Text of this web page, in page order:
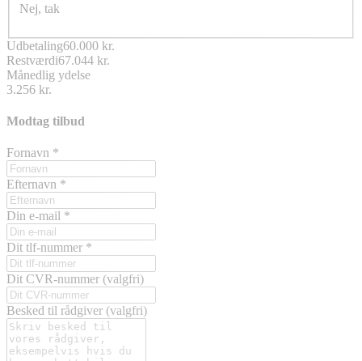
Nej, tak
Udbetaling60.000 kr.
Restværdi67.044 kr.
Månedlig ydelse
3.256 kr.
Modtag tilbud
Fornavn *
Efternavn *
Din e-mail *
Dit tlf-nummer *
Dit CVR-nummer (valgfri)
Besked til rådgiver (valgfri)